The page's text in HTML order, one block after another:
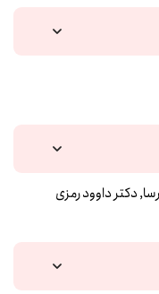
دکتر داوود رمزی